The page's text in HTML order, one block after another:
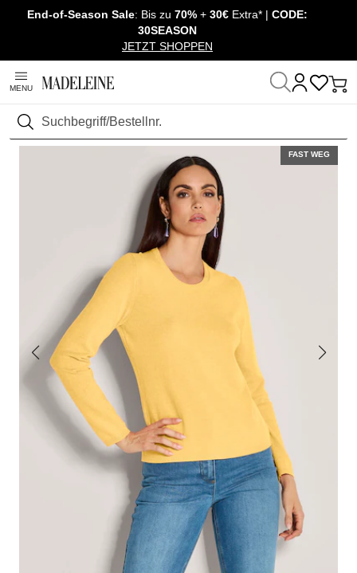
Überspringe Navigation, direkt zum Content
End-of-Season Sale: Bis zu 70% + 30€ Extra* | CODE:
30SEASON
JETZT SHOPPEN
MENU
Suchen
Startseite Mode Pullover & Strick
FAST WEG